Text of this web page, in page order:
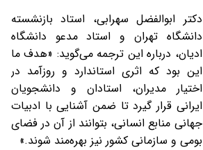
دکتر ابوالفضل سهرابی، استاد بازنشسته
دانشگاه تهران و استاد مدعو دانشگاه
ادیان، درباره این ترجمه می‌گوید: «هدف ما
این بود که اثری استاندارد و روزآمد در
اختیار مدیران، استادان و دانشجویان
ایرانی قرار گیرد تا ضمن آشنایی با ادبیات
جهانی منابع انسانی، بتوانند از آن در فضای
بومی و سازمانی کشور نیز بهره‌مند شوند.»